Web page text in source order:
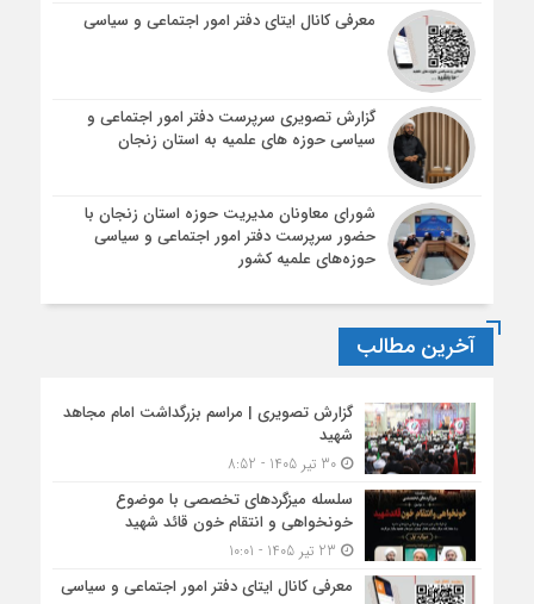
معرفی کانال ایتای دفتر امور اجتماعی و سیاسی
گزارش تصویری سرپرست دفتر امور اجتماعی و
سیاسی حوزه های علمیه به استان زنجان
شورای معاونان مدیریت حوزه استان زنجان با
حضور سرپرست دفتر امور اجتماعی و سیاسی
حوزه‌های علمیه کشور
آخرین مطالب
گزارش تصویری | مراسم بزرگداشت امام مجاهد
شهید
30 تیر 1405 - 8:52
سلسله میزگردهای تخصصی با موضوع
خونخواهی و انتقام خون قائد شهید
معرفی کانال ایتای دفتر امور اجتماعی و سیاسی